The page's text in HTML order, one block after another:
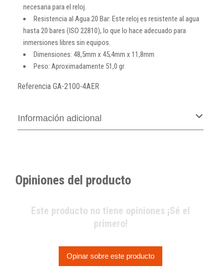
necesaria para el reloj.
Resistencia al Agua 20 Bar: Este reloj es resistente al agua
hasta 20 bares (ISO 22810), lo que lo hace adecuado para
inmersiones libres sin equipos.
Dimensiones: 48,5mm x 45,4mm x 11,8mm
Peso: Aproximadamente 51,0 gr
Referencia GA-2100-4AER
Información adicional
Opiniones del producto
Este producto no tiene opiniones ¡Sé el
primero!
Opinar sobre este producto